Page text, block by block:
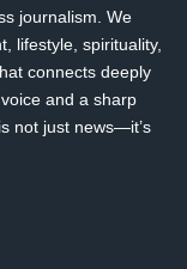
journalism. We
lifestyle, spirituality,
connects deeply
and a sharp
not just news—it’s